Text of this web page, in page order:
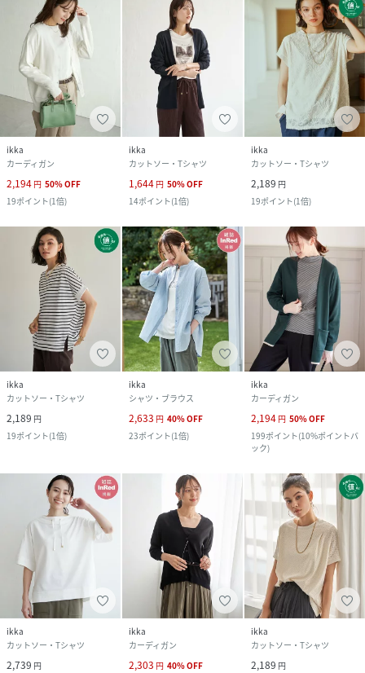
ikka
カーディガン
2,194 円 50%OFF
19ポイント(1倍)
ikka
カットソー・Tシャツ
1,644 円 50%OFF
14ポイント(1倍)
ikka
カットソー・Tシャツ
2,189 円
19ポイント(1倍)
ikka
カットソー・Tシャツ
2,189 円
19ポイント(1倍)
ikka
シャツ・ブラウス
2,633 円 40%OFF
23ポイント(1倍)
ikka
カーディガン
2,194 円 50%OFF
199ポイント(10%ポイントバ
ック)
ikka
カットソー・Tシャツ
2,739 円
ikka
カーディガン
2,303 円 40%OFF
ikka
カットソー・Tシャツ
2,189 円